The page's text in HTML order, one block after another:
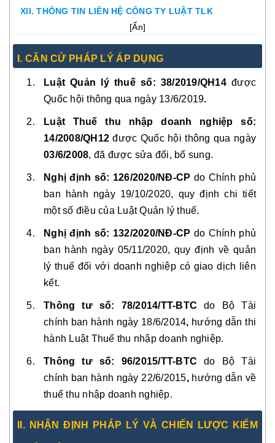
XII. THÔNG TIN LIÊN HỆ CÔNG TY LUẬT TLK
[Ẩn]
I. CĂN CỨ PHÁP LÝ ÁP DỤNG
Luật Quản lý thuế số: 38/2019/QH14được
Quốc hội thông qua ngày 13/6/2019.
Luật Thuế thu nhập doanh nghiệp số:
14/2008/QH12 được Quốc hội thông qua ngày
03/6/2008, đã được sửa đổi, bổ sung.
Nghị định số: 126/2020/NĐ-CP do Chính phủ
ban hành ngày 19/10/2020, quy định chi tiết
một số điều của Luật Quản lý thuế.
Nghị định số: 132/2020/NĐ-CP do Chính phủ
ban hành ngày 05/11/2020, quy định về quản
lý thuế đối với doanh nghiệp có giao dịch liên
kết.
Thông tư số: 78/2014/TT-BTC do Bộ Tài
chính ban hành ngày 18/6/2014, hướng dẫn thi
hành Luật Thuế thu nhập doanh nghiệp.
Thông tư số: 96/2015/TT-BTC do Bộ Tài
chính ban hành ngày 22/6/2015,hướng dẫn về
thuế thu nhập doanh nghiệp.
II. NHẬN ĐỊNH PHÁP LÝ VÀ CHIẾN LƯỢC KIỂM